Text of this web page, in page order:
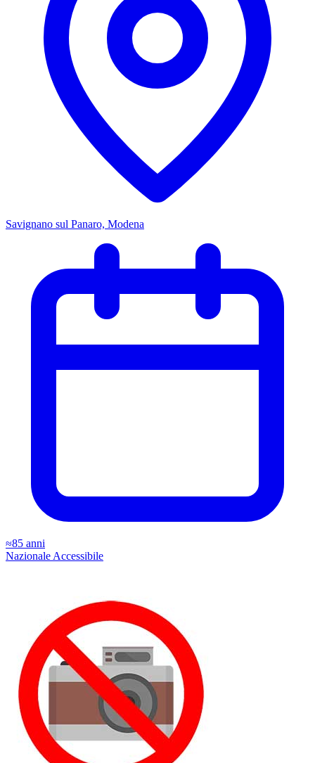
Savignano sul Panaro, Modena
≈85 anni
Nazionale Accessibile